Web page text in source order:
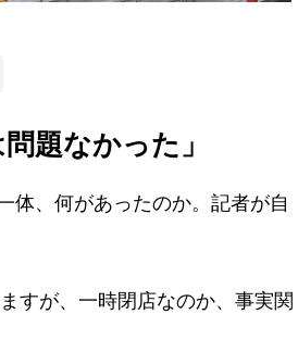
題なかった」
、何があったのか。記者が自
すが、一時閉店なのか、事実関